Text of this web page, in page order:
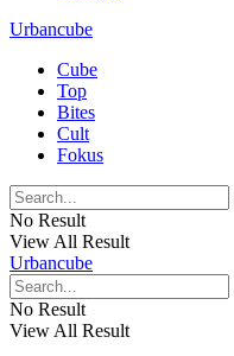
Urbancube
Cube
Top
Bites
Cult
Fokus
No Result
View All Result
Urbancube
No Result
View All Result